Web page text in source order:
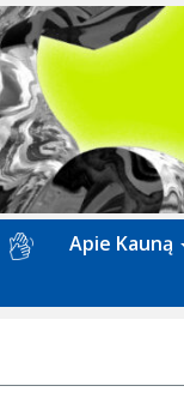
Apie Kauną